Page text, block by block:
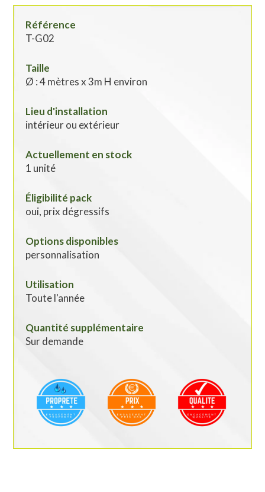
Référence
T-G02
Taille
Ø : 4 mètres x 3m H environ
Lieu d'installation
intérieur ou extérieur
Actuellement en stock
1 unité
Éligibilité pack
oui, prix dégressifs
Options disponibles
personnalisation
Utilisation
Toute l'année
Quantité supplémentaire
Sur demande